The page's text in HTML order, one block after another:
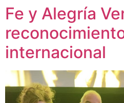
Fe y Alegría
internacional